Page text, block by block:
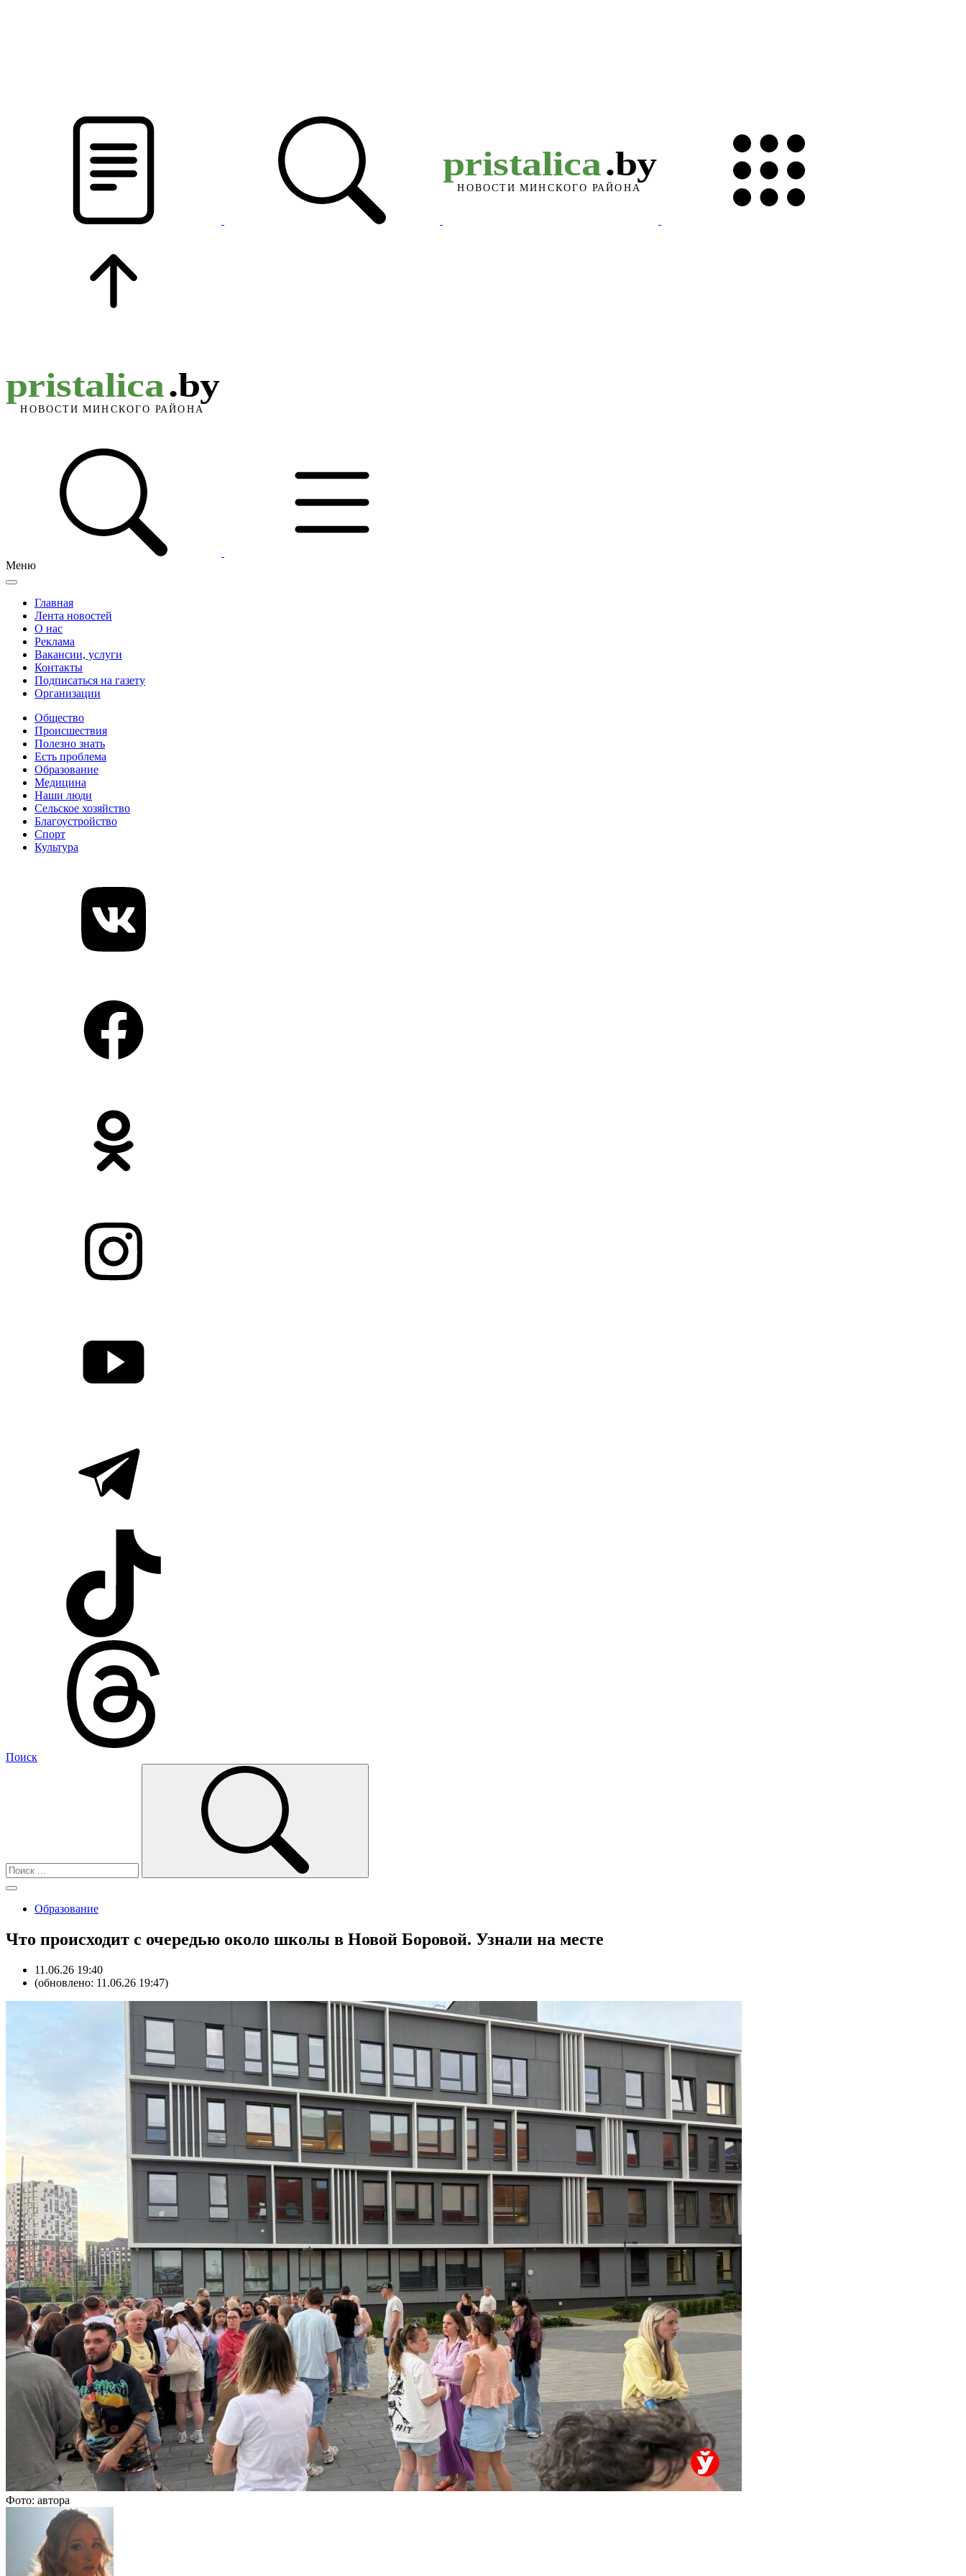
Меню
Главная
Лента новостей
О нас
Реклама
Вакансии, услуги
Контакты
Подписаться на газету
Организации
Общество
Происшествия
Полезно знать
Есть проблема
Образование
Медицина
Наши люди
Сельское хозяйство
Благоустройство
Спорт
Культура
Поиск
Образование
Что происходит с очередью около школы в Новой Боровой. Узнали на месте
11.06.26 19:40
(обновлено: 11.06.26 19:47)
Фото: автора